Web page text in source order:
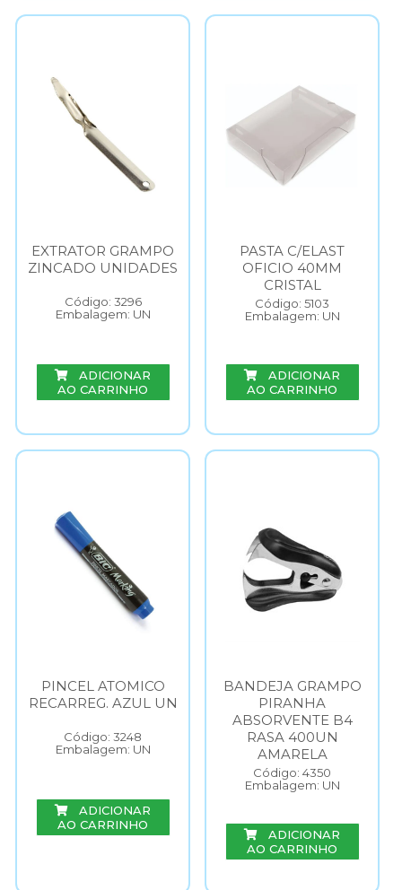
EXTRATOR GRAMPO
ZINCADO UNIDADES
Código: 3296
Embalagem: UN
ADICIONAR
AO CARRINHO
PASTA C/ELAST
OFICIO 40MM
CRISTAL
Código: 5103
Embalagem: UN
ADICIONAR
AO CARRINHO
PINCEL ATOMICO
RECARREG. AZUL UN
Código: 3248
Embalagem: UN
ADICIONAR
AO CARRINHO
BANDEJA GRAMPO
PIRANHA
ABSORVENTE B4
RASA 400UN
AMARELA
Código: 4350
Embalagem: UN
ADICIONAR
AO CARRINHO